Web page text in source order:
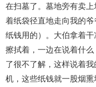
在扫墓了。墓地旁有卖
着纸袋径直地走向我的
纸钱用的）。大伯拿着
擦拭着，一边在说着什
了很不了解，这样说着
机，这些纸钱就一股烟